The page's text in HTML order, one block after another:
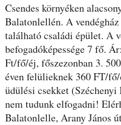
Leírás
Csendes környéken
Balatonlellén. A
található családi épület. A
befogadóképessége 7 fő.
Ft/fő/éj, főszezonban 3.
éven felülieknek 360 FT/
üdülési csekket (Széchenyi
nem tudunk elfogadni!
Balatonlelle, Arany János